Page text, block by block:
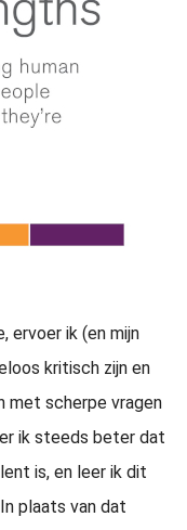
ervoer ik (en mijn
kritisch zijn en
met scherpe vragen
ik steeds beter dat
is, en leer ik dit
plaats van dat